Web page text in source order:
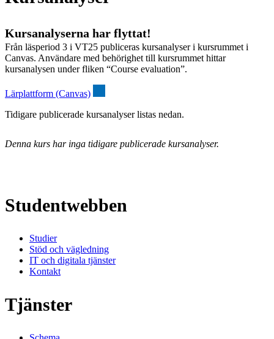
Kursanalyserna har flyttat!
Från läsperiod 3 i VT25 publiceras kursanalyser i kursrummet i
Canvas. Användare med behörighet till kursrummet hittar
kursanalysen under fliken “Course evaluation”.
Lärplattform (Canvas)
Tidigare publicerade kursanalyser listas nedan.
Denna kurs har inga tidigare publicerade kursanalyser.
Studentwebben
Studier
Stöd och vägledning
IT och digitala tjänster
Kontakt
Tjänster